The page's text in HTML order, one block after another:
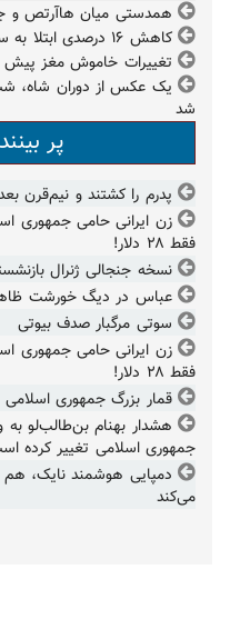
همدستی میان هاآرتص و
کاهش ۱۶ درصدی ابتلا به سرطان با این ۷ گام
تغییرات خاموش مغز پیش از
یک عکس از دوران شاه، شب
شد
پر
پدرم را کشتند و نیم‌قرن
زن ایرانی حامی جمهوری
فقط ۲۸ دلار!
نسخه جنجالی ژنرال
عباس در دیگ خورشت
سوتی مرگبار صدف بیوتی
زن ایرانی حامی جمهوری
فقط ۲۸ دلار!
قمار بزرگ جمهوری
هشدار بهنام بن‌طالب‌لو
جمهوری اسلامی تغییر کرده
دمپایی هوشمند نایک، هم
می‌کند